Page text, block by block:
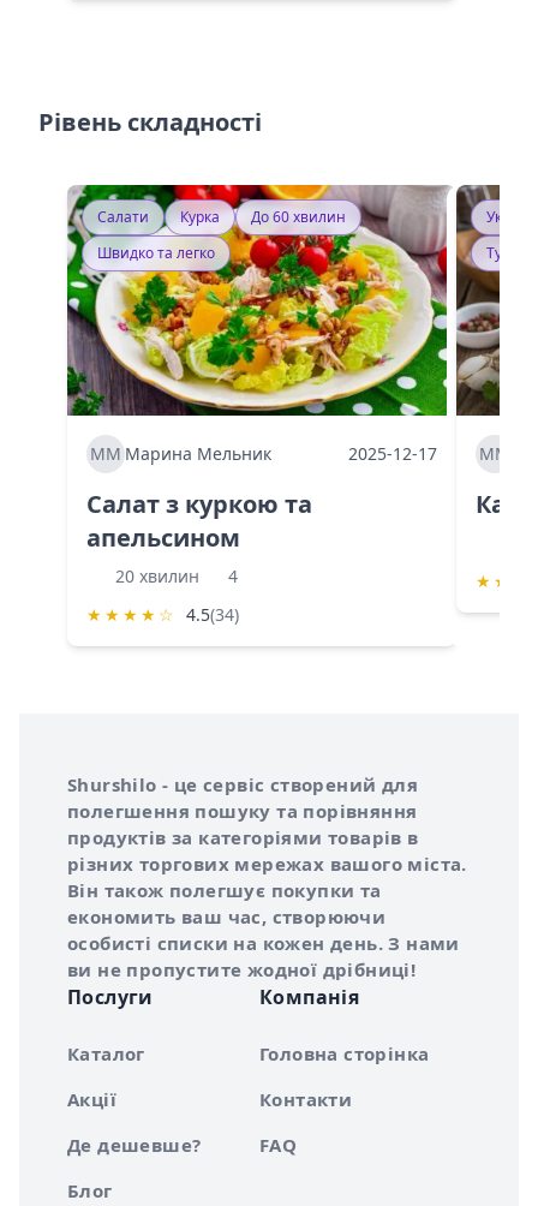
Рівень складності
Салати Курка
До 60 хвилин
Швидко та легко
ММ Марина Мельник 2025-12-17
Салат з куркою та
апельсином
20 хвилин
4
★ ★ ★ ★ ☆ 4.5(34)
ММ
★ ★
Про сервіс Shurshilo
Shurshilo - це сервіс створений для
полегшення пошуку та порівняння
продуктів за категоріями товарів в
різних торгових мережах вашого міста.
Він також полегшує покупки та
економить ваш час, створюючи
особисті списки на кожен день. З нами
ви не пропустите жодної дрібниці!
Послуги
Каталог
Акції
Де дешевше?
Блог
Компанія
Головна сторінка
Контакти
FAQ